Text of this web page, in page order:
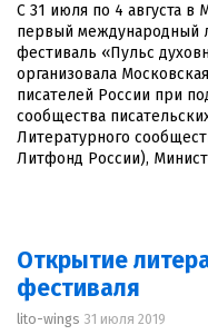
С 31 июля по 4 августа
первый международный
фестиваль «Пульс
организовала
писателей России при
сообщества
Литературного
Литфонд России),
Открытие
фестиваля
lito-wings 31 июля 2019